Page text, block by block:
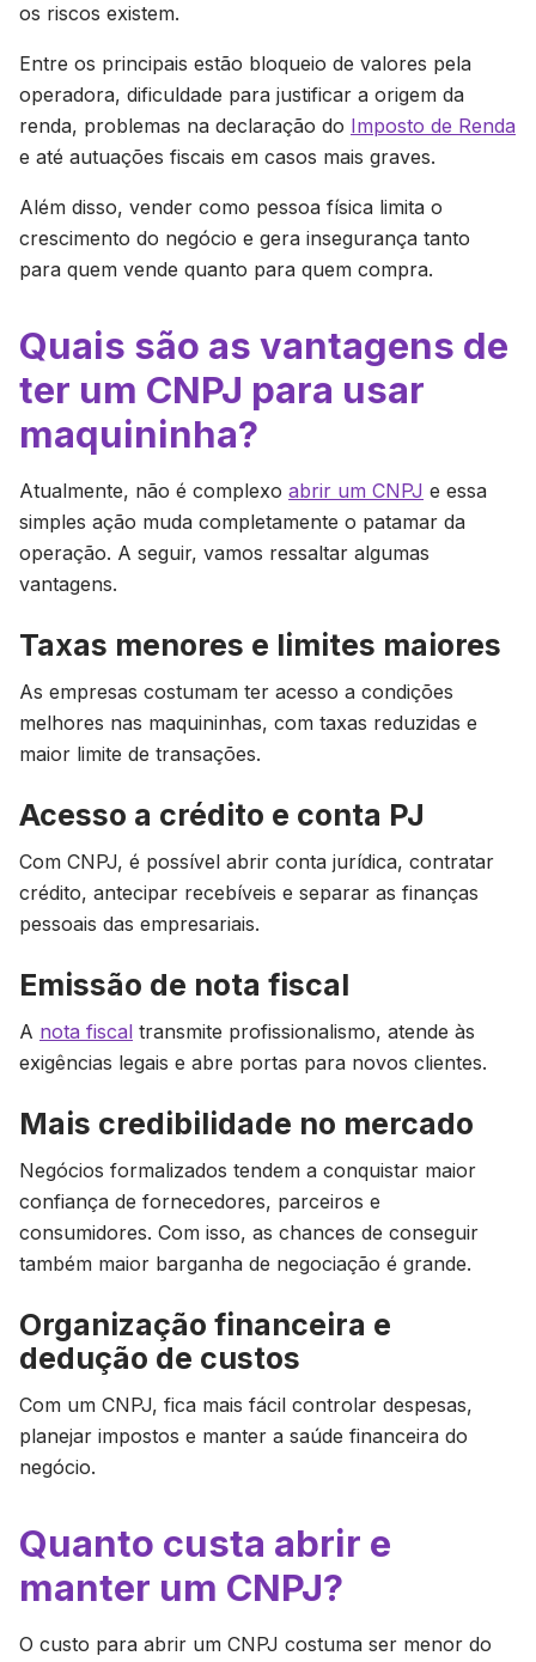
os riscos existem.
Entre os principais estão bloqueio de valores pela
operadora, dificuldade para justificar a origem da
renda, problemas na declaração do Imposto de Renda
e até autuações fiscais em casos mais graves.
Além disso, vender como pessoa física limita o
crescimento do negócio e gera insegurança tanto
para quem vende quanto para quem compra.
Quais são as vantagens de
ter um CNPJ para usar
maquininha?
Atualmente, não é complexo abrir um CNPJ e essa
simples ação muda completamente o patamar da
operação. A seguir, vamos ressaltar algumas
vantagens.
Taxas menores e limites maiores
As empresas costumam ter acesso a condições
melhores nas maquininhas, com taxas reduzidas e
maior limite de transações.
Acesso a crédito e conta PJ
Com CNPJ, é possível abrir conta jurídica, contratar
crédito, antecipar recebíveis e separar as finanças
pessoais das empresariais.
Emissão de nota fiscal
A nota fiscal transmite profissionalismo, atende às
exigências legais e abre portas para novos clientes.
Mais credibilidade no mercado
Negócios formalizados tendem a conquistar maior
confiança de fornecedores, parceiros e
consumidores. Com isso, as chances de conseguir
também maior barganha de negociação é grande.
Organização financeira e
dedução de custos
Com um CNPJ, fica mais fácil controlar despesas,
planejar impostos e manter a saúde financeira do
negócio.
Quanto custa abrir e
manter um CNPJ?
O custo para abrir um CNPJ costuma ser menor do